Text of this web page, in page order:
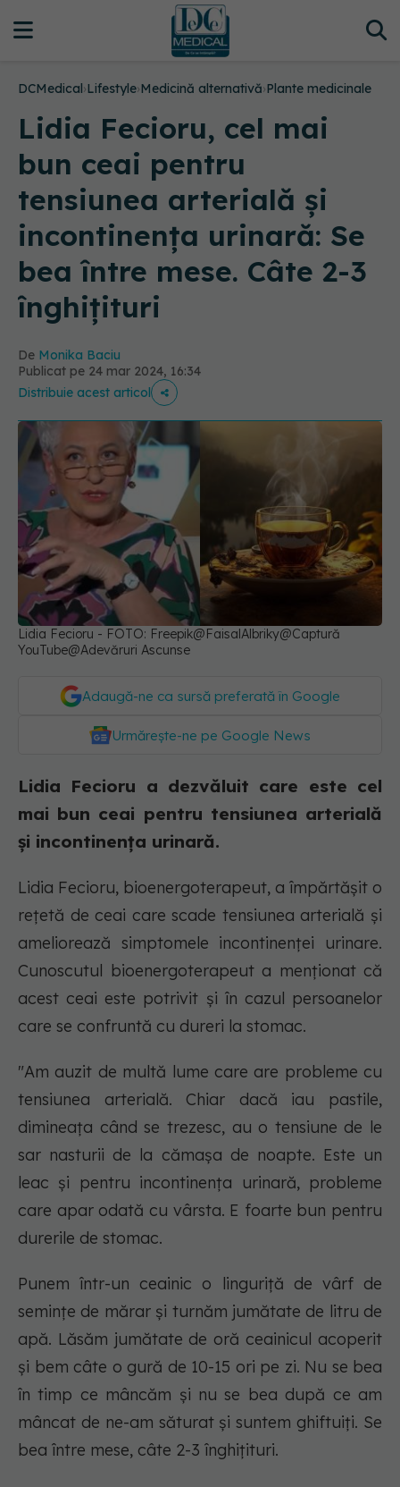
DCMedical›Lifestyle›Medicină alternativă›Plante medicinale
Lidia Fecioru, cel mai
bun ceai pentru
tensiunea arterială și
incontinența urinară: Se
bea între mese. Câte 2-3
înghițituri
De Monika Baciu
Publicat pe 24 mar 2024, 16:34
Distribuie acest articol
Lidia Fecioru - FOTO: Freepik@FaisalAlbriky@Captură
YouTube@Adevăruri Ascunse
Adaugă-ne ca sursă preferată în Google
Urmărește-ne pe Google News
Lidia Fecioru a dezvăluit care este cel
mai bun ceai pentru tensiunea arterială
și incontinența urinară.
Lidia Fecioru, bioenergoterapeut, a împărtășit o
rețetă de ceai care scade tensiunea arterială și
ameliorează simptomele incontinenței urinare.
Cunoscutul bioenergoterapeut a menționat că
acest ceai este potrivit și în cazul persoanelor
care se confruntă cu dureri la stomac.
"Am auzit de multă lume care are probleme cu
tensiunea arterială. Chiar dacă iau pastile,
dimineața când se trezesc, au o tensiune de le
sar nasturii de la cămașa de noapte. Este un
leac și pentru incontinența urinară, probleme
care apar odată cu vârsta. E foarte bun pentru
durerile de stomac.
Punem într-un ceainic o linguriță de vârf de
semințe de mărar și turnăm jumătate de litru de
apă. Lăsăm jumătate de oră ceainicul acoperit
și bem câte o gură de 10-15 ori pe zi. Nu se bea
în timp ce mâncăm și nu se bea după ce am
mâncat de ne-am săturat și suntem ghiftuiți. Se
bea între mese, câte 2-3 înghițituri.